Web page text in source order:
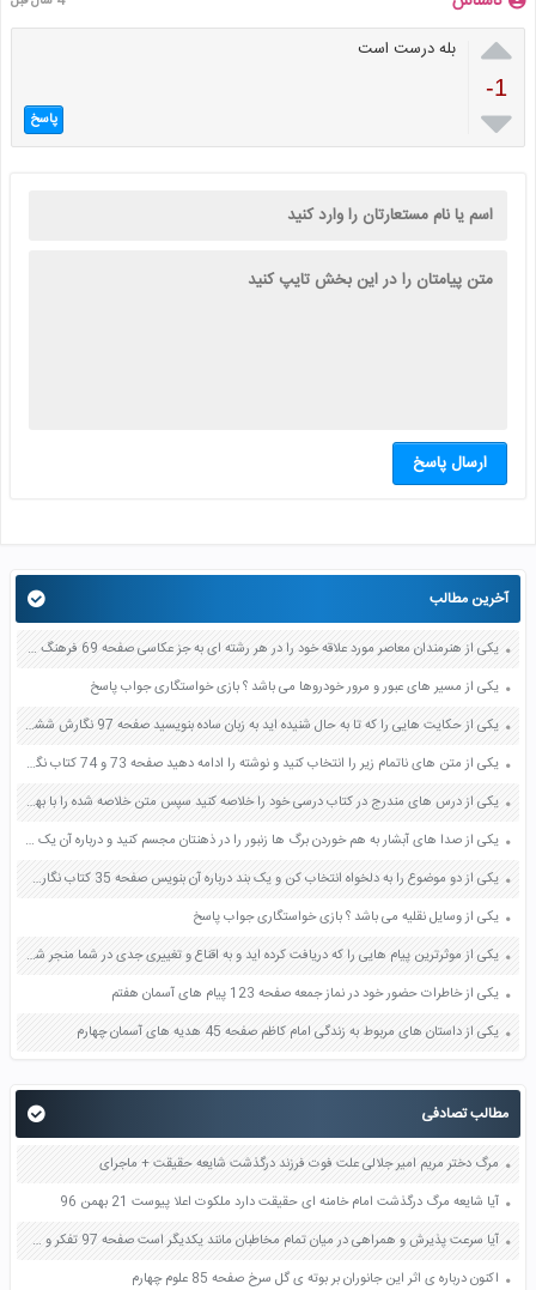

-1

بله درست است
پاسخ
ارسال پاسخ
آخرین مطالب
یکی از هنرمندان معاصر مورد علاقه خود را در هر رشته ای به جز عکاسی صفحه 69 فرهنگ و هنر نهم
یکی از مسیر های عبور و مرور خودروها می باشد ؟ بازی خواستگاری جواب پاسخ
یکی از حکایت هایی را که تا به حال شنیده اید به زبان ساده بنویسید صفحه 97 نگارش ششم دبستان
یکی از متن های ناتمام زیر را انتخاب کنید و نوشته را ادامه دهید صفحه 73 و 74 کتاب نگارش فارسی پنجم دبستان
یکی از درس های مندرج در کتاب درسی خود را خلاصه کنید سپس متن خلاصه شده را با بهره گیری از روش های دسته بندی نمودار جدول نقشه مفهومی نشان دهید صفحه 118 نگارش یازدهم
یکی از صدا های آبشار به هم خوردن برگ ها زنبور را در ذهنتان مجسم کنید و درباره آن یک بند بنویسید صفحه 11 نگارش پنجم
یکی از دو موضوع را به دلخواه انتخاب کن و یک بند درباره آن بنویس صفحه 35 کتاب نگارش فارسی سوم
یکی از وسایل نقلیه می باشد ؟ بازی خواستگاری جواب پاسخ
یکی از موثرترین پیام هایی را که دریافت کرده اید و به اقناع و تغییری جدی در شما منجر شده است برسی کنید و علت این تاثیر گذاری قابل توجه را بنویسید صفحه 52 تفکر و سواد رسانه ای دهم
یکی از خاطرات حضور خود در نماز جمعه صفحه 123 پیام های آسمان هفتم
یکی از داستان های مربوط به زندگی امام کاظم صفحه 45 هدیه های آسمان چهارم
مطالب تصادفی
مرگ دختر مریم امیر جلالی علت فوت فرزند درگذشت شایعه حقیقت + ماجرای
آیا شایعه مرگ درگذشت امام خامنه ای حقیقت دارد ملکوت اعلا پیوست 21 بهمن 96
آیا سرعت پذیرش و همراهی در میان تمام مخاطبان مانند یکدیگر است صفحه 97 تفکر و سواد رسانه ای دهم
اکنون درباره ی اثر این جانوران بر بوته ی گل سرخ صفحه 85 علوم چهارم